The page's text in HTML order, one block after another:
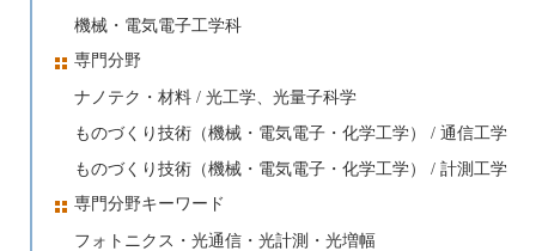
機械・電気電子工学科
専門分野
ナノテク・材料 / 光工学、光量子科学
ものづくり技術（機械・電気電子・化学工学） / 通信工学
ものづくり技術（機械・電気電子・化学工学） / 計測工学
専門分野キーワード
フォトニクス・光通信・光計測・光増幅